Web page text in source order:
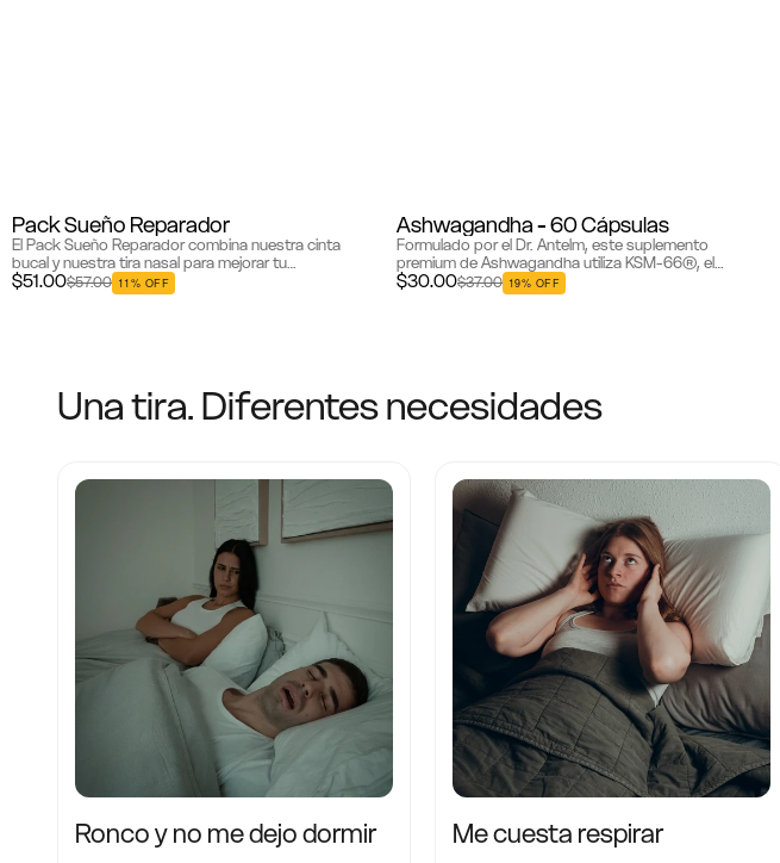
Bestseller
Pack Sueño Reparador
El Pack Sueño Reparador combina nuestra cinta
bucal y nuestra tira nasal para mejorar tu
experiencia de sueño. Mouth Tape promueve la
$51.00$57.00 11% OFF
Bestseller
Ashwagandha - 60 Cápsulas
Formulado por el Dr. Antelm, este suplemento
premium de Ashwagandha utiliza KSM-66®, el
extracto de raíz de espectro completo más
estudiado clínicamente del ...
$30.00$37.00 19% OFF
Una tira. Diferentes necesidades
Ronco y no me dejo dormir Me cuesta respirar